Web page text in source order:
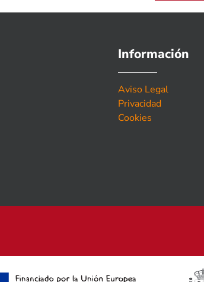
Información
Aviso Legal
Privacidad
Cookies